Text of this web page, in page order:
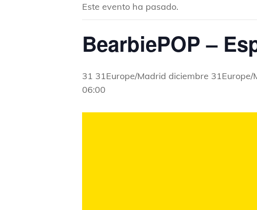
Este evento ha pasado.
BearbiePOP –
31 31Europe/Madrid diciembre
06:00